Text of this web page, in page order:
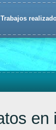
Trabajos
en